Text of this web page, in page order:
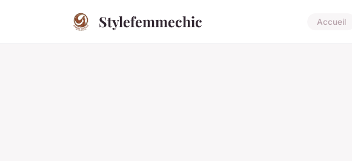
Stylefemmechic Accueil